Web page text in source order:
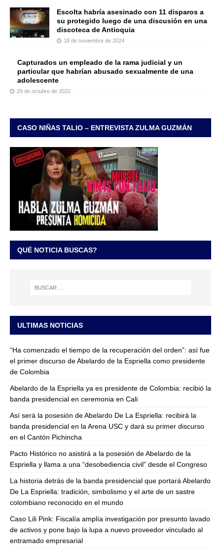
Escolta habría asesinado con 11 disparos a
su protegido luego de una discusión en una
discoteca de Antioquia
18 de noviembre de 2024
Capturados un empleado de la rama judicial y un
particular que habrían abusado sexualmente de una
adolescente
29 de octubre de 2022
CASO NIÑAS TALIO – ENTREVISTA ZULMA GUZMÁN
QUÉ NOTICIA BUSCAS?
ULTIMAS NOTICIAS
“Ha comenzado el tiempo de la recuperación del orden”: así fue
el primer discurso de Abelardo de la Espriella como presidente
de Colombia
Abelardo de la Espriella ya es presidente de Colombia: recibió la
banda presidencial en ceremonia en Cali
Así será la posesión de Abelardo De La Espriella: recibirá la
banda presidencial en la Arena USC y dará su primer discurso
en el Cantón Pichincha
Pacto Histórico no asistirá a la posesión de Abelardo de la
Espriella y llama a una “desobediencia civil” desde el Congreso
La historia detrás de la banda presidencial que portará Abelardo
De La Espriella: tradición, simbolismo y el arte de un sastre
colombiano reconocido en el mundo
Caso Lili Pink: Fiscalía amplía investigación por presunto lavado
de activos y pone bajo la lupa a nuevo proveedor vinculado al
entramado empresarial